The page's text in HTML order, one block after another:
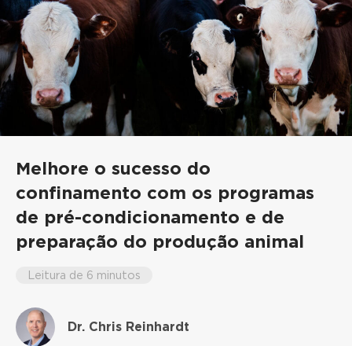
Melhore o sucesso do
confinamento com os programas
de pré-condicionamento e de
preparação do produção animal
Leitura de 6 minutos
Dr. Chris Reinhardt